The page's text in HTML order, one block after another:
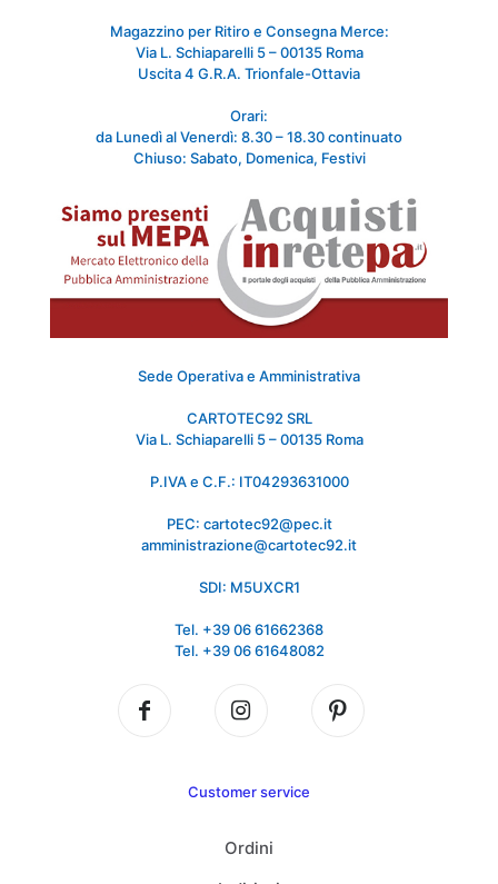
Magazzino per Ritiro e Consegna Merce:
Via L. Schiaparelli 5 – 00135 Roma
Uscita 4 G.R.A. Trionfale-Ottavia
Orari:
da Lunedì al Venerdì: 8.30 – 18.30 continuato
Chiuso: Sabato, Domenica, Festivi
Sede Operativa e Amministrativa
CARTOTEC92 SRL
Via L. Schiaparelli 5 – 00135 Roma
P.IVA e C.F.: IT04293631000
PEC: cartotec92@pec.it
amministrazione@cartotec92.it
SDI: M5UXCR1
Tel. +39 06 61662368
Tel. +39 06 61648082
Customer service
Ordini